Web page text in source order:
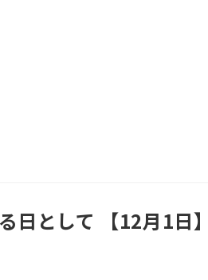
として 【12月1日